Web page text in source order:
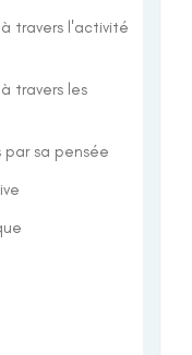
travers l'activité
travers les
par sa pensée